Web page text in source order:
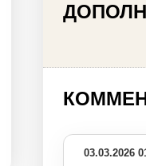
03.03.2026